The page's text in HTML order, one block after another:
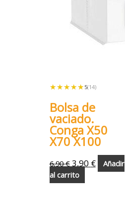
★★★★★
★★★★★ 5(14)
Bolsa de
vaciado.
Conga X50
X70 X100
6,90€ 3,90 €
Añadir
al carrito